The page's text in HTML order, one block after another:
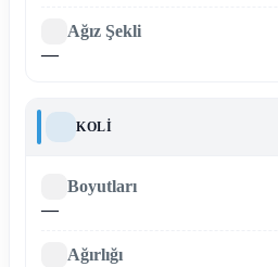
Ağız Şekli
—
KOLI
Boyutları
—
Ağırlığı